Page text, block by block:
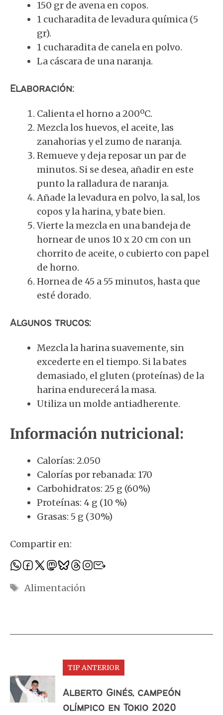
150 gr de avena en copos.
1 cucharadita de levadura química (5
gr).
1 cucharadita de canela en polvo.
La cáscara de una naranja.
Elaboración:
Calienta el horno a 200ºC.
Mezcla los huevos, el aceite, las
zanahorias y el zumo de naranja.
Remueve y deja reposar un par de
minutos. Si se desea, añadir en este
punto la ralladura de naranja.
Añade la levadura en polvo, la sal, los
copos y la harina, y bate bien.
Vierte la mezcla en una bandeja de
hornear de unos 10 x 20 cm con un
chorrito de aceite, o cubierto con papel
de horno.
Hornea de 45 a 55 minutos, hasta que
esté dorado.
Algunos trucos:
Mezcla la harina suavemente, sin
excederte en el tiempo. Si la bates
demasiado, el gluten (proteínas) de la
harina endurecerá la masa.
Utiliza un molde antiadherente.
Información nutricional:
Calorías: 2.050
Calorías por rebanada: 170
Carbohidratos: 25 g (60%)
Proteínas: 4 g (10 %)
Grasas: 5 g (30%)
Compartir en:
Etiquetas
Alimentación
TIP ANTERIOR
Alberto Ginés, campeón
olímpico en Tokio 2020